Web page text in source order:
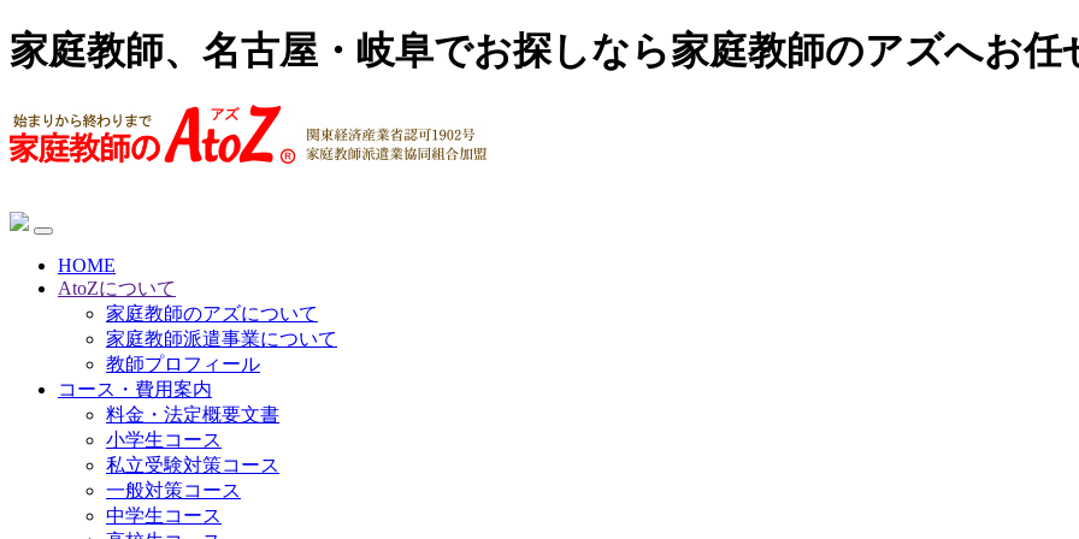
家庭教師、名古屋・岐阜でお探しなら家庭教師のアズへお任
HOME
AtoZについて
家庭教師のアズについて
家庭教師派遣事業について
教師プロフィール
コース・費用案内
料金・法定概要文書
小学生コース
私立受験対策コース
一般対策コース
中学生コース